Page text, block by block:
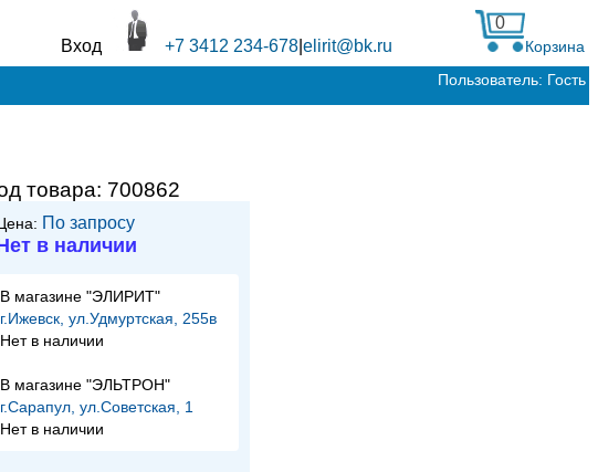
Вход +7 3412 234-678 elirit@bk.ru
0
Корзина
Пользователь: Гость
товара: 700862
По запросу
в наличии
В магазине "ЭЛИРИТ"
г.Ижевск, ул.Удмуртская, 255в
Нет в наличии
В магазине "ЭЛЬТРОН"
г.Сарапул, ул.Советская, 1
Нет в наличии